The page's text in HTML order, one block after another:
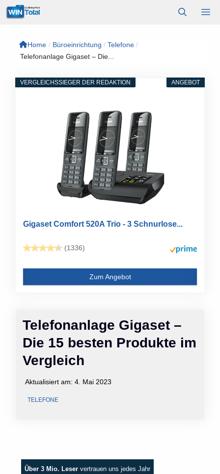
Zum
Inhalt
Home / Büroeinrichtung / Telefone /
Telefonanlage Gigaset – Die...
Telefonanlage Gigaset –
Die 15 besten Produkte im
Vergleich
Aktualisiert am: 4. Mai 2023
TELEFONE
ANGEBOT
VERGLEICHSSIEGER DER REDAKTION
Gigaset Comfort 520A Trio - 3 Schnurlose...
(1336)
Zum Angebot
Über 3 Mio. Leser vertrauen uns jedes Jahr